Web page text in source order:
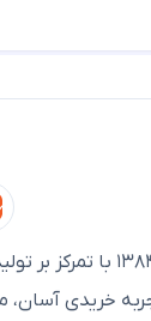
و از آبرفتگی
لباس را مقابل
باشد، پس
فرم خود را از
خریدی آسان،